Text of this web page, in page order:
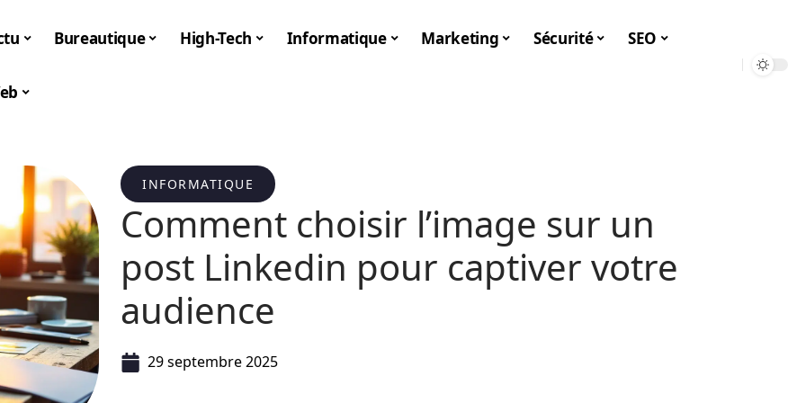
Bureautique High-Tech Informatique Marketing Sécurité SEO
INFORMATIQUE
Comment choisir l’image sur un
post Linkedin pour captiver votre
audience
29 septembre 2025